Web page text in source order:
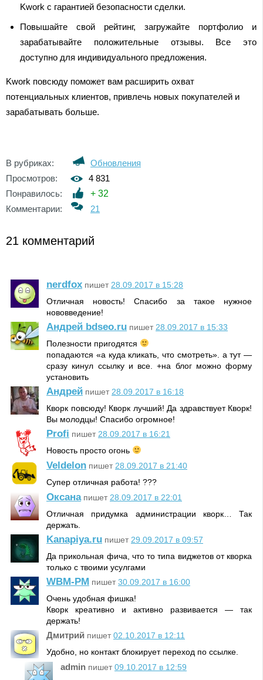
Kwork с гарантией безопасности сделки.
Повышайте свой рейтинг, загружайте портфолио и
зарабатывайте положительные отзывы. Все это
доступно для индивидуального предложения.
Kwork повсюду поможет вам расширить охват
потенциальных клиентов, привлечь новых покупателей и
зарабатывать больше.
В рубриках:
Обновления
Просмотров:
4 831
Понравилось:
+ 32
Комментарии:
21
21 комментарий
nerdfox пишет 28.09.2017 в 15:28
Отличная новость! Спасибо за такое нужное
нововведение!
Андрей bdseo.ru пишет 28.09.2017 в 15:33
Полезности пригодятся
попадаются «а куда кликать, что смотреть». а тут —
сразу кинул ссылку и все. +на блог можно форму
установить
Андрей пишет 28.09.2017 в 16:18
Кворк повсюду! Кворк лучший! Да здравствует Кворк!
Вы молодцы! Спасибо огромное!
Profi пишет 28.09.2017 в 16:21
Новость просто огонь
Veldelon пишет 28.09.2017 в 21:40
Супер отличная работа! ???
Оксанапишет 28.09.2017 в 22:01
Отличная придумка администрации кворк… Так
держать.
Kanapiya.ru пишет 29.09.2017 в 09:57
Да прикольная фича, что то типа виджетов от кворка
только с твоими усулгами
WBM-PM пишет 30.09.2017 в 16:00
Очень удобная фишка!
Кворк креативно и активно развивается — так
держать!
Дмитрий пишет 02.10.2017 в 12:11
Удобно, но контакт блокирует переход по ссылке.
admin пишет 09.10.2017 в 12:59